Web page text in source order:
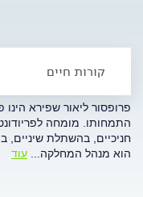
קורות חיים
פרופסור ליאור שפירא
חניכיים, בהשתלת שיניים,
הוא מנהל המחלקה... עוד